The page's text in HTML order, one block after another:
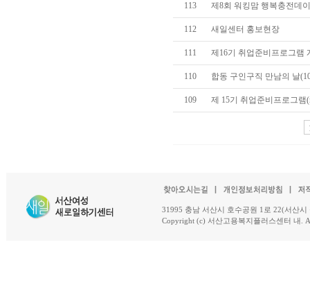
113 제8회 워킹맘 행복충전데
112 새일센터 홍보현장
111 제16기 취업준비프로그램
110 합동 구인구직 만남의 날
109 제 15기 취업준비프로그램
31995 충남 서산시 호수공원 1로 22(서산
Copyright (c) 서산고용복지플러스센터 내.